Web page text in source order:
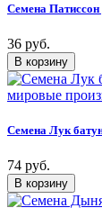
Семена
36 руб.
Семена Лук
74 руб.